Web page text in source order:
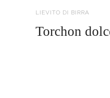
LIEVITO DI BIRRA
Torchon